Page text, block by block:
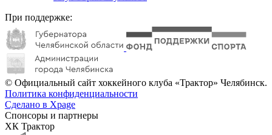
При поддержке:
© Официальный сайт хоккейного клуба «Трактор» Челябинск.
Политика конфиденциальности
Сделано в Xpage
Спонсоры и партнеры
ХК Трактор